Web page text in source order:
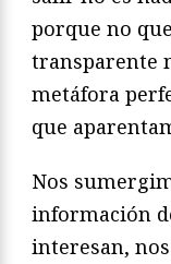
porque no
transparente
metáfora
que
Nos
información
interesan,